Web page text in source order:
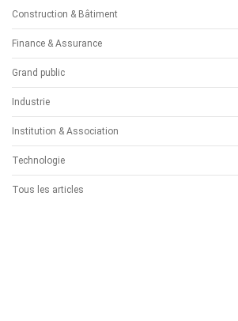
Construction & Bâtiment
Finance & Assurance
Grand public
Industrie
Institution & Association
Technologie
Tous les articles